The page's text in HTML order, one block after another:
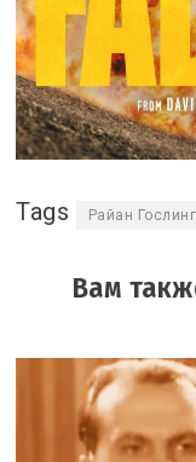
Tags Райан Гослинг
Вам